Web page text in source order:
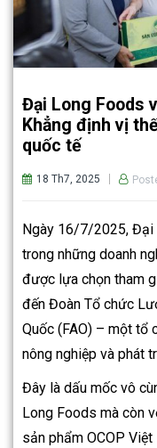
Đại Long Foods
Khẳng định vị
quốc tế
18 Th7, 2025
Ngày 16/7/2025, Đại
trong những doanh
được lựa chọn tham
đến Đoàn Tổ chức
Quốc (FAO) – một tổ
nông nghiệp và phát
Đây là dấu mốc vô
Long Foods mà còn
sản phẩm OCOP